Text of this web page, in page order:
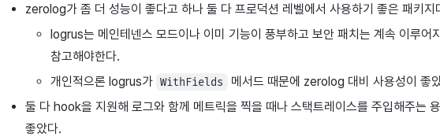
zerolog가 좀 더 성능이 좋다고 하나 둘 다 프로덕션 레벨에서 사용하기 좋은 패키지
logrus는 메인테넨스 모드이나 이미 기능이 풍부하고 보안 패치는 계속 이루어
참고해야한다.
개인적으론 logrus가 WithFields
메서드 때문에 zerolog 대비 사용성이 좋
둘 다 hook을 지원해 로그와 함께 메트릭을 찍을 때나 스택트레이스를 주입해주는 용
좋았다.